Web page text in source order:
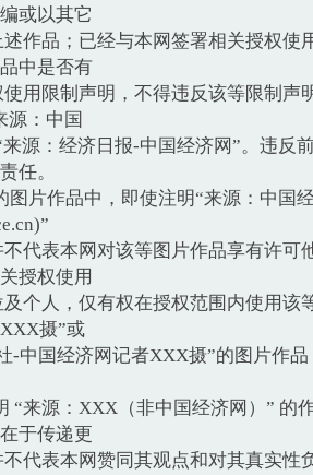
或以其它
作品；已经与本网签署相关授权使
中是否有
用限制声明，不得违反该等限制声
源：中国
源：经济日报-中国经济网”。违反
任。
图片作品中，即使注明“来源：中国
代表本网对该等图片作品享有许可
授权使用
个人，仅有权在授权范围内使用该
摄”或
中国经济网记者XXX摄”的图片作品
“来源：XXX（非中国经济网）” 的
于传递更
代表本网赞同其观点和对其真实性